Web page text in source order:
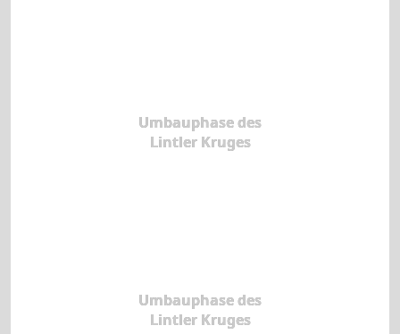
Umbauphase des
Lintler Kruges
Umbauphase des
Lintler Kruges